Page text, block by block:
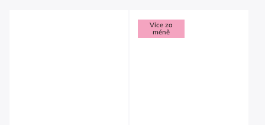
Více za
méně